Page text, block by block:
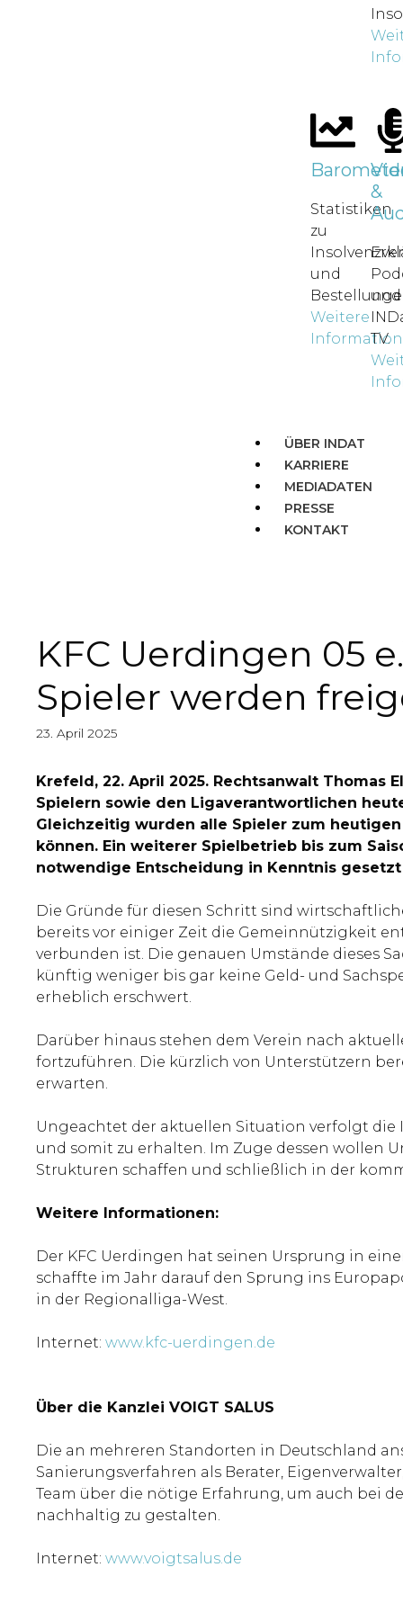
Statistiken
zu
und
Weitere
&
und
TV.
ÜBER INDAT
KARRIERE
MEDIADATEN
PRESSE
KONTAKT
KFC Uerdingen 05
Spieler werden
23. April 2025
Krefeld, 22. April 2025. Rechtsanwalt Thomas
Spielern sowie den Ligaverantwortlichen
Gleichzeitig wurden alle Spieler zum
können. Ein weiterer Spielbetrieb bis zum
notwendige Entscheidung in Kenntnis
Die Gründe für diesen Schritt sind
bereits vor einiger Zeit die Gemeinnützigkeit
verbunden ist. Die genauen Umstände dieses
künftig weniger bis gar keine Geld- und
erheblich erschwert.
Darüber hinaus stehen dem Verein nach
fortzuführen. Die kürzlich von Unterstützern
erwarten.
Ungeachtet der aktuellen Situation verfolgt die
und somit zu erhalten. Im Zuge dessen wollen
Strukturen schaffen und schließlich in der
Weitere Informationen:
Der KFC Uerdingen hat seinen Ursprung in
schaffte im Jahr darauf den Sprung ins
in der Regionalliga-West.
Internet: www.kfc-uerdingen.de
Über die Kanzlei VOIGT SALUS
Die an mehreren Standorten in Deutschland
Sanierungsverfahren als Berater,
Team über die nötige Erfahrung, um auch bei
nachhaltig zu gestalten.
Internet: www.voigtsalus.de